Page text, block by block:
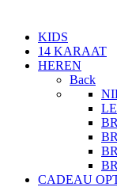
KIDS
14 KARAAT
HEREN
Back
CADEAU